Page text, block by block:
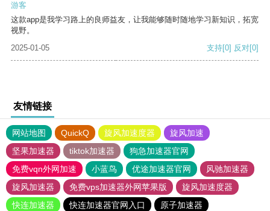
游客
这款app是我学习路上的良师益友，让我能够随时随地学习新知识，拓宽
视野。
2025-01-05
支持[0] 反对[0]
友情链接
网站地图 QuickQ 旋风加速度器
旋风加速
坚果加速器
tiktok加速器
狗急加速器官网
免费vqn外网加速
小蓝鸟 优途加速器官网
风驰加速器
旋风加速器
免费vps加速器外网苹果版
旋风加速度器
快连加速器
快连加速器官网入口
原子加速器